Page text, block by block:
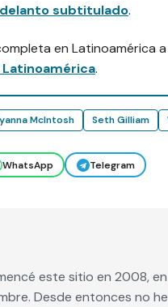
subtitulado.
en Latinoamérica
Latinoamérica.
McIntosh Seth Gilliam
WhatsApp Telegram
este sitio en 2008,
Desde entonces no